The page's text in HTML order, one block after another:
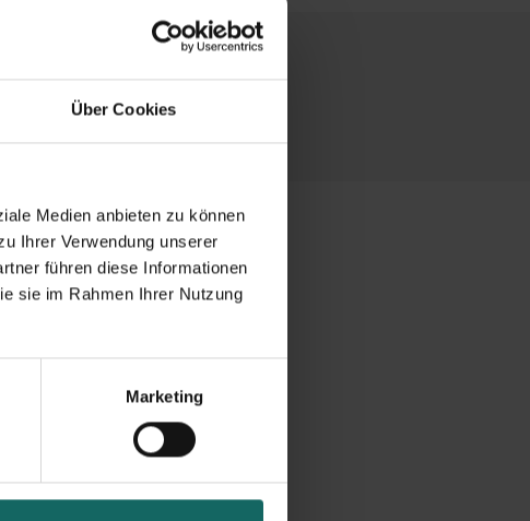
Über Cookies
Medien anbieten zu können
Ihrer Verwendung unserer
führen diese Informationen
sie im Rahmen Ihrer Nutzung
Marketing